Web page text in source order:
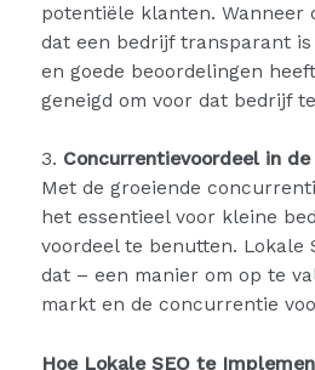
potentiële klanten. Wanneer
dat een bedrijf transparant
en goede beoordelingen
geneigd om voor dat bedrijf
3. Concurrentievoordeel in
Met de groeiende
het essentieel voor kleine
voordeel te benutten. Lokale
dat – een manier om op te
markt en de concurrentie
Hoe Lokale SEO te